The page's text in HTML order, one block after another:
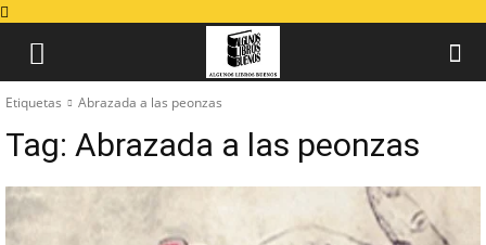
Etiquetas Abrazada a las peonzas
Tag: Abrazada a las peonzas